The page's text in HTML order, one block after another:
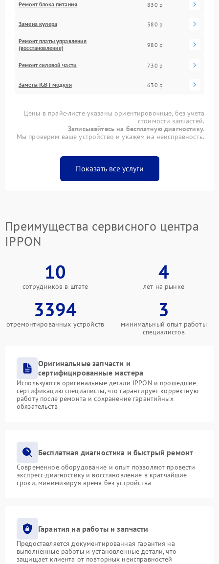
Ремонт блока питания 830 р
Замена кулера 380 р
Ремонт платы управления
(восстановление)
980 р
Ремонт силовой части 730 р
Замена IGBT-модуля 630 р
Цены в прайс-листе указаны ориентировочные, без учета
стоимости запчастей.
Записывайтесь на бесплатную диагностику.
Мы проверим ваше устройство и укажем на неисправность.
Показать все услуги
Преимущества сервисного центра
IPPON
10
сотрудников в штате
4
лет на рынке
3394
отремонтированных устройств
3
минимальный опыт работы
специалистов
Оригинальные запчасти и
сертифицированные мастера
Используются оригинальные детали IPPON и прошедшие
сертификацию специалисты, что гарантирует корректную
работу после ремонта и сохранение гарантийных
обязательств
Бесплатная диагностика и быстрый ремонт
Современное оборудование и опыт позволяют провести
экспресс-диагностику и восстановление в кратчайшие
сроки, минимизируя время без устройства
Гарантия на работы и запчасти
Предоставляется документированная гарантия на
выполненные работы и установленные детали, что
защищает клиента от повторных неисправностей